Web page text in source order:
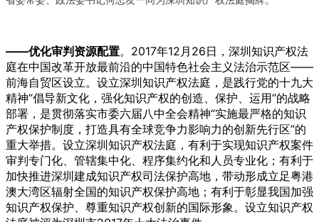
——优化审判资源配置。2017年12月26日，深圳知识产权法
庭在中国改革开放最前沿的中国特色社会主义法治示范区——
前海自贸区设立。设立深圳知识产权法庭，是践行党的十九大
精神“倡导新文化，强化知识产权的创造、保护、运用”的战略
部署，是贯彻落实市委六届八中全会精神“实施最严格的知识
产权保护制度，打造具有全球竞争力影响力的创新先行区”的
重大举措。设立深圳知识产权法庭，有利于实现知识产权案件
审判专门化、管辖集中化、程序集约化和人员专业化；有利于
加快推进深圳建成知识产权司法保护高地，带动形成立足粤港
澳大湾区辐射全国的知识产权保护高地；有利于彰显我国加强
知识产权保护、尊重知识产权创新的国际形象。设立知识产权